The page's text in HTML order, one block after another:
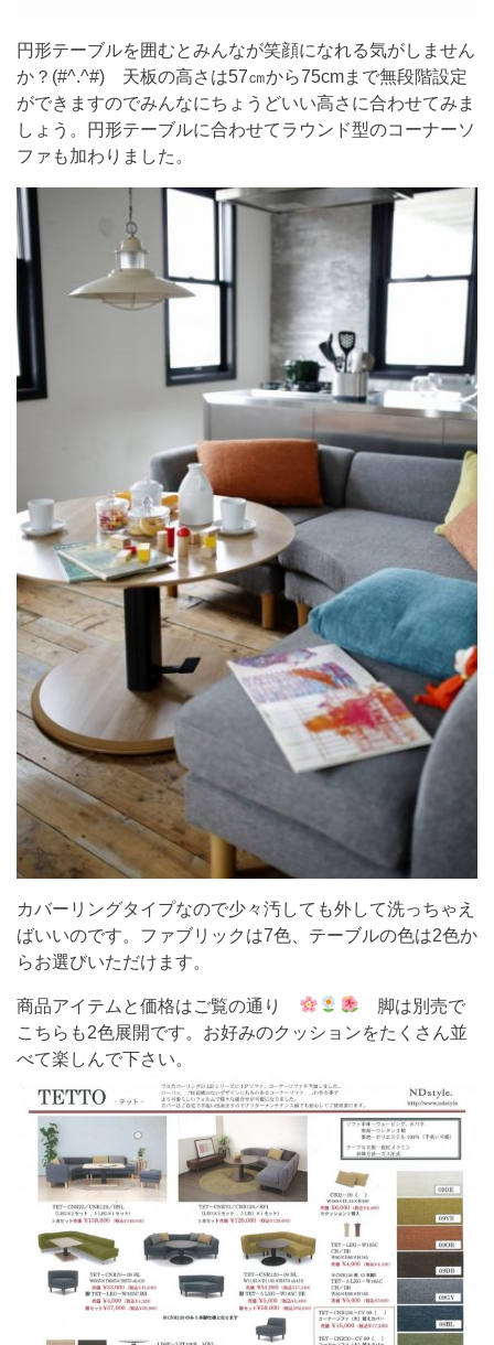
円形テーブルを囲むとみんなが笑顔になれる気がしません
か？(#^.^#) 天板の高さは57㎝から75cmまで無段階設定
ができますのでみんなにちょうどいい高さに合わせてみま
しょう。円形テーブルに合わせてラウンド型のコーナーソ
ファも加わりました。
カバーリングタイプなので少々汚しても外して洗っちゃえ
ばいいのです。ファブリックは7色、テーブルの色は2色か
らお選びいただけます。
商品アイテムと価格はご覧の通り
脚は別売で
こちらも2色展開です。お好みのクッションをたくさん並
べて楽しんで下さい。